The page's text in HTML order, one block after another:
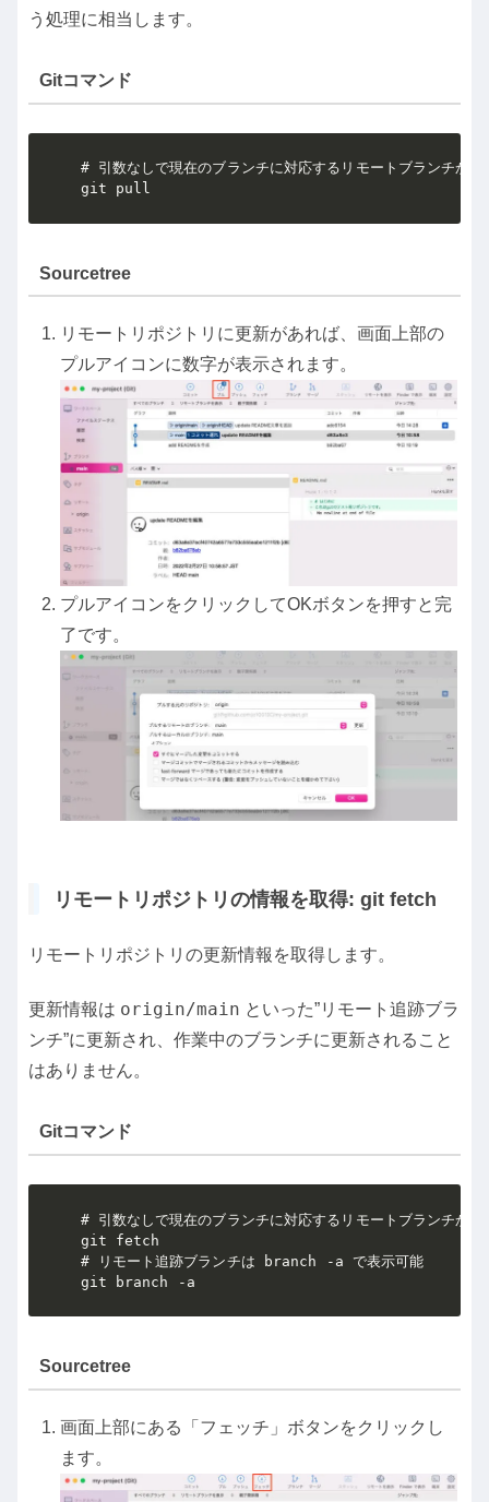
う処理に相当します。
Gitコマンド
# 引数なしで現在のブランチに対応するリモートブランチから
git pull
Sourcetree
リモートリポジトリに更新があれば、画面上部の
プルアイコンに数字が表示されます。
プルアイコンをクリックしてOKボタンを押すと完
了です。
リモートリポジトリの情報を取得: git fetch
リモートリポジトリの更新情報を取得します。
更新情報は origin/main といった”リモート追跡ブラ
ンチ”に更新され、作業中のブランチに更新されること
はありません。
Gitコマンド
# 引数なしで現在のブランチに対応するリモートブランチから
git fetch
# リモート追跡ブランチは branch -a で表示可能
git branch -a
Sourcetree
画面上部にある「フェッチ」ボタンをクリックし
ます。